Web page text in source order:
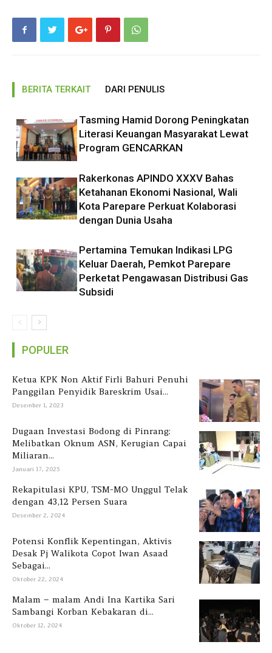
BERITA TERKAIT DARI PENULIS
Tasming Hamid Dorong Peningkatan
Literasi Keuangan Masyarakat Lewat
Program GENCARKAN
Rakerkonas APINDO XXXV Bahas
Ketahanan Ekonomi Nasional, Wali
Kota Parepare Perkuat Kolaborasi
dengan Dunia Usaha
Pertamina Temukan Indikasi LPG
Keluar Daerah, Pemkot Parepare
Perketat Pengawasan Distribusi Gas
Subsidi
POPULER
Ketua KPK Non Aktif Firli Bahuri Penuhi
Panggilan Penyidik Bareskrim Usai...
Desember 1, 2023
Dugaan Investasi Bodong di Pinrang:
Melibatkan Oknum ASN, Kerugian Capai
Miliaran...
Januari 17, 2025
Rekapitulasi KPU, TSM-MO Unggul Telak
dengan 43,12 Persen Suara
Desember 2, 2024
Potensi Konflik Kepentingan, Aktivis
Desak Pj Walikota Copot Iwan Asaad
Sebagai...
Oktober 22, 2024
Malam – malam Andi Ina Kartika Sari
Sambangi Korban Kebakaran di...
Oktober 12, 2024